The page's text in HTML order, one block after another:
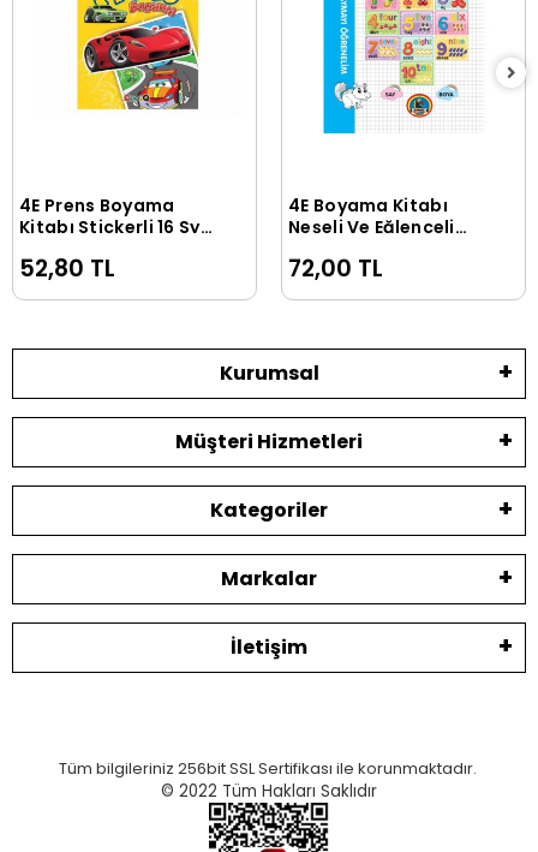
Sepete Ekle
4E Prens Boyama
Kitabı Stickerli 16 Syf
52,80 TL
Sepete Ekle
4E Boyama Kitabı
Neşeli Ve Eğlenceli
Yayınevi
72,00 TL
Kurumsal
Müşteri Hizmetleri
Kategoriler
Markalar
İletişim
Tüm bilgileriniz 256bit SSL Sertifikası ile korunmaktadır.
© 2022 Tüm Hakları Saklıdır